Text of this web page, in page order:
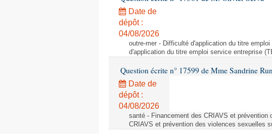
Date de
dépôt :
04/08/2026
outre-mer - Difficulté d'application du titre
d'application du titre emploi service entreprise
Question écrite n° 17599 de Mme Sandrine
Date de
dépôt :
04/08/2026
santé - Financement des CRIAVS et
CRIAVS et prévention des violences sexuelles